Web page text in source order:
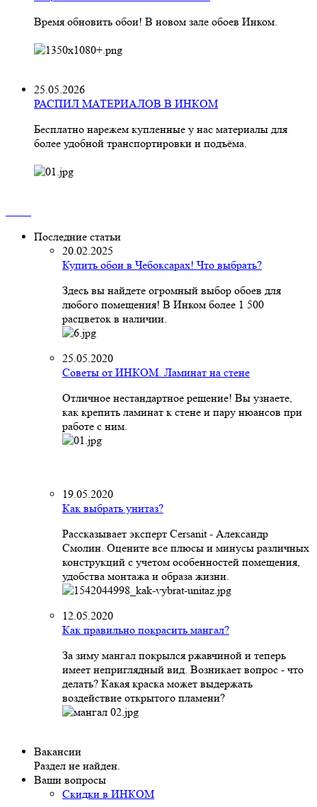
Время обновить обои! В новом зале обоев Инком.
25.05.2026
РАСПИЛ МАТЕРИАЛОВ В ИНКОМ
Бесплатно нарежем купленные у нас материалы для
более удобной транспортировки и подъёма.
Последние статьи
20.02.2025
Купить обои в Чебоксарах! Что выбрать?
Здесь вы найдете огромный выбор обоев для
любого помещения! В Инком более 1 500
расцветок в наличии.
25.05.2020
Советы от ИНКОМ. Ламинат на стене
Отличное нестандартное решение! Вы узнаете,
как крепить ламинат к стене и пару нюансов при
работе с ним.
19.05.2020
Как выбрать унитаз?
Рассказывает эксперт Cersanit - Александр
Смолин. Оцените все плюсы и минусы различных
конструкций с учетом особенностей помещения,
удобства монтажа и образа жизни.
12.05.2020
Как правильно покрасить мангал?
За зиму мангал покрылся ржавчиной и теперь
имеет неприглядный вид. Возникает вопрос - что
делать? Какая краска может выдержать
воздействие открытого пламени?
Вакансии
Раздел не найден.
Ваши вопросы
Скидки в ИНКОМ